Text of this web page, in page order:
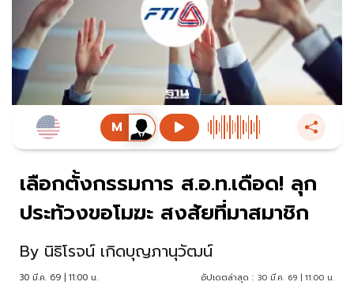
เลือกตั้งกรรมการ ส.อ.ท.เดือด! ลุก
ประท้วงขอโมฆะ สงสัยที่มาสมาชิก
By นิธิโรจน์ เกิดบุญภานุวัฒน์
30 มี.ค. 69 | 11:00 น. อัปเดตล่าสุด : 30 มี.ค. 69 | 11:00 น.